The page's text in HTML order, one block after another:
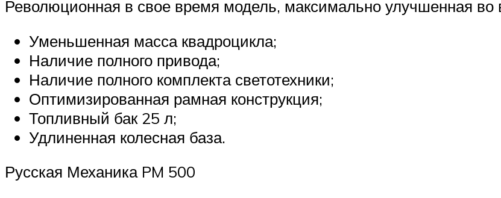
Революционная в свое время модель, максимально улучшенная во
Уменьшенная масса квадроцикла;
Наличие полного привода;
Наличие полного комплекта светотехники;
Оптимизированная рамная конструкция;
Топливный бак 25 л;
Удлиненная колесная база.
Русская Механика PM 500